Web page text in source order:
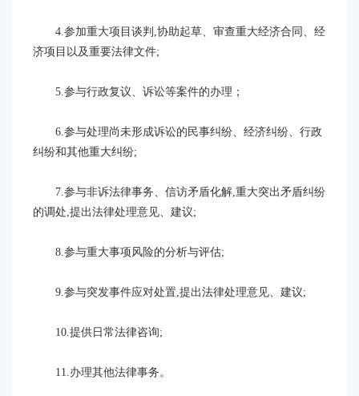
4.参加重大项目谈判,协助起草、审查重大经济合同、经
济项目以及重要法律文件;
5.参与行政复议、诉讼等案件的办理；
6.参与处理尚未形成诉讼的民事纠纷、经济纠纷、行政
纠纷和其他重大纠纷;
7.参与非诉法律事务、信访矛盾化解,重大突出矛盾纠纷
的调处,提出法律处理意见、建议;
8.参与重大事项风险的分析与评估;
9.参与突发事件应对处置,提出法律处理意见、建议;
10.提供日常法律咨询;
11.办理其他法律事务。